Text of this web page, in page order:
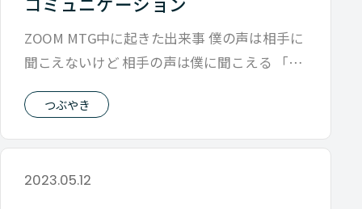
ZOOM MTG中に起きた出来事 僕の声は相手に
聞こえないけど 相手の声は僕に聞こえる 「聞
つぶやき
2023.05.12